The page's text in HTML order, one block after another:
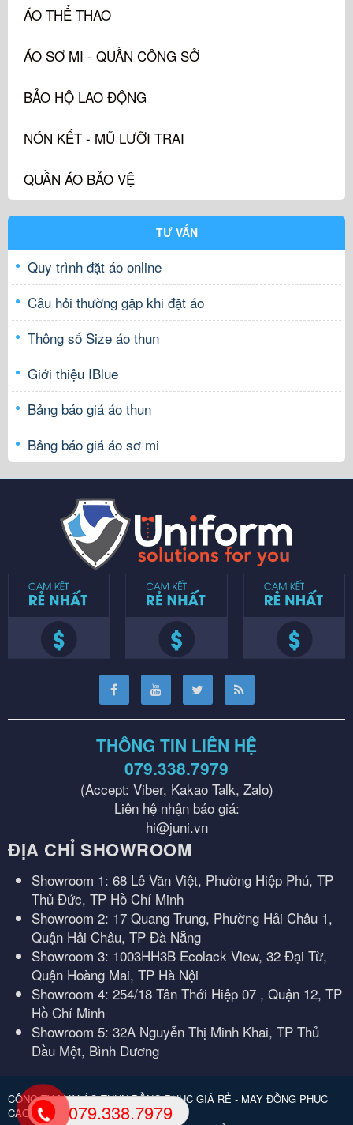
ÁO THỂ THAO
ÁO SƠ MI - QUẦN CÔNG SỞ
BẢO HỘ LAO ĐỘNG
NÓN KẾT - MŨ LƯỠI TRAI
QUẦN ÁO BẢO VỆ
TƯ VẤN
Quy trình đặt áo online
Câu hỏi thường gặp khi đặt áo
Thông số Size áo thun
Giới thiệu IBlue
Bảng báo giá áo thun
Bảng báo giá áo sơ mi
THÔNG TIN LIÊN HỆ
079.338.7979
(Accept: Viber, Kakao Talk, Zalo)
Liên hệ nhận báo giá:
hi@juni.vn
ĐỊA CHỈ SHOWROOM
Showroom 1: 68 Lê Văn Việt, Phường Hiệp Phú, TP
Thủ Đức, TP Hồ Chí Minh
Showroom 2: 17 Quang Trung, Phường Hải Châu 1,
Quận Hải Châu, TP Đà Nẵng
Showroom 3: 1003HH3B Ecolack View, 32 Đại Từ,
Quận Hoàng Mai, TP Hà Nội
Showroom 4: 254/18 Tân Thới Hiệp 07 , Quận 12, TP
Hồ Chí Minh
Showroom 5: 32A Nguyễn Thị Minh Khai, TP Thủ
Dầu Một, Bình Dương
CÔNG TY MAY ÁO THUN ĐỒNG PHỤC GIÁ RẺ - MAY ĐỒNG PHỤC
CAO CẤP.
079.338.7979